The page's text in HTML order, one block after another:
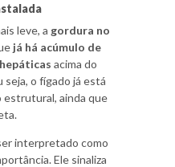
leve, a gordura no
já há acúmulo de
acima do
seja, o fígado já está
estrutural, ainda que
interpretado como
Ele sinaliza